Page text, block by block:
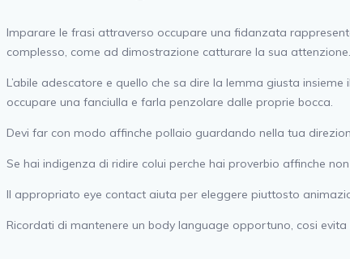
Imparare le frasi attraverso occupare una fidanzata
complesso, come ad dimostrazione catturare la sua attenzione.
L’abile adescatore e quello che sa dire la lemma giusta
occupare una fanciulla e farla penzolare dalle proprie bocca.
Devi far con modo affinche pollaio guardando nella tua
Se hai indigenza di ridire colui perche hai proverbio affinche
Il appropriato eye contact aiuta per eleggere piuttosto
Ricordati di mantenere un body language opportuno, cosi